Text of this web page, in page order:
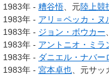
1983年 - 糟谷悟 、元陸上競
1983年 - アリ＝ペッカ・ヌ
1983年 - ジョン・ボウカー
1983年 - アントニオ・ミラ
1983年 - ダニエル・ナバー
1983年 - 宮本卓也 、元サ